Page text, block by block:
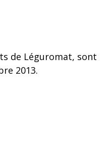
de Léguromat, sont
2013.